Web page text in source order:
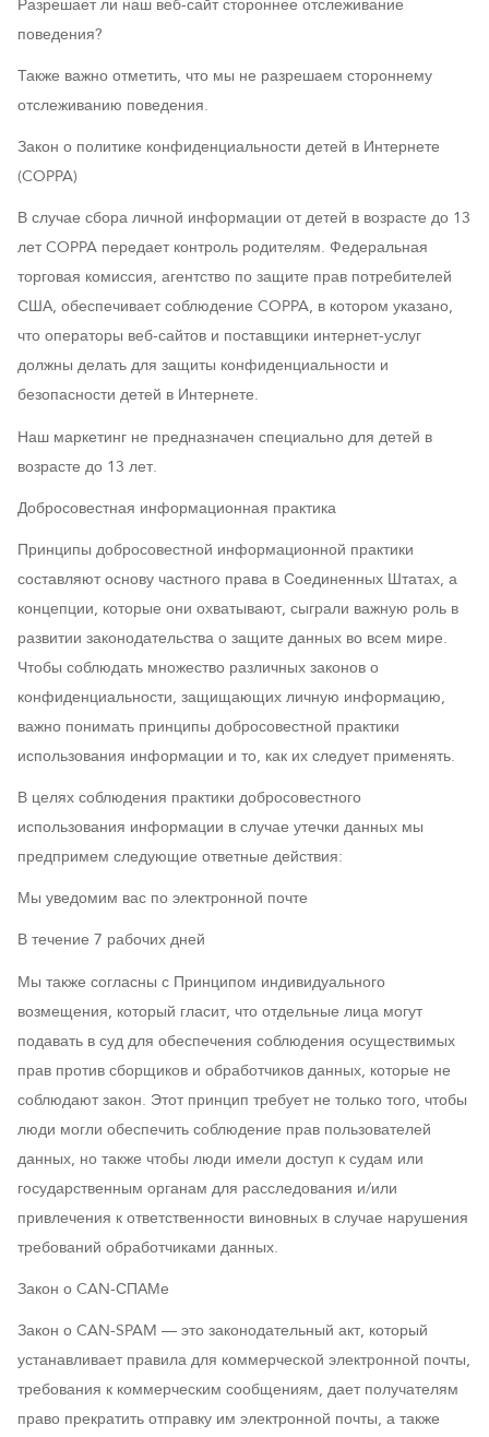
Разрешает ли наш веб-сайт стороннее отслеживание
поведения?
Также важно отметить, что мы не разрешаем стороннему
отслеживанию поведения.
Закон о политике конфиденциальности детей в Интернете
(COPPA)
В случае сбора личной информации от детей в возрасте до 13
лет COPPA передает контроль родителям. Федеральная
торговая комиссия, агентство по защите прав потребителей
США, обеспечивает соблюдение COPPA, в котором указано,
что операторы веб-сайтов и поставщики интернет-услуг
должны делать для защиты конфиденциальности и
безопасности детей в Интернете.
Наш маркетинг не предназначен специально для детей в
возрасте до 13 лет.
Добросовестная информационная практика
Принципы добросовестной информационной практики
составляют основу частного права в Соединенных Штатах, а
концепции, которые они охватывают, сыграли важную роль в
развитии законодательства о защите данных во всем мире.
Чтобы соблюдать множество различных законов о
конфиденциальности, защищающих личную информацию,
важно понимать принципы добросовестной практики
использования информации и то, как их следует применять.
В целях соблюдения практики добросовестного
использования информации в случае утечки данных мы
предпримем следующие ответные действия:
Мы уведомим вас по электронной почте
В течение 7 рабочих дней
Мы также согласны с Принципом индивидуального
возмещения, который гласит, что отдельные лица могут
подавать в суд для обеспечения соблюдения осуществимых
прав против сборщиков и обработчиков данных, которые не
соблюдают закон. Этот принцип требует не только того, чтобы
люди могли обеспечить соблюдение прав пользователей
данных, но также чтобы люди имели доступ к судам или
государственным органам для расследования и/или
привлечения к ответственности виновных в случае нарушения
требований обработчиками данных.
Закон о CAN-СПАМе
Закон о CAN-SPAM — это законодательный акт, который
устанавливает правила для коммерческой электронной почты,
требования к коммерческим сообщениям, дает получателям
право прекратить отправку им электронной почты, а также